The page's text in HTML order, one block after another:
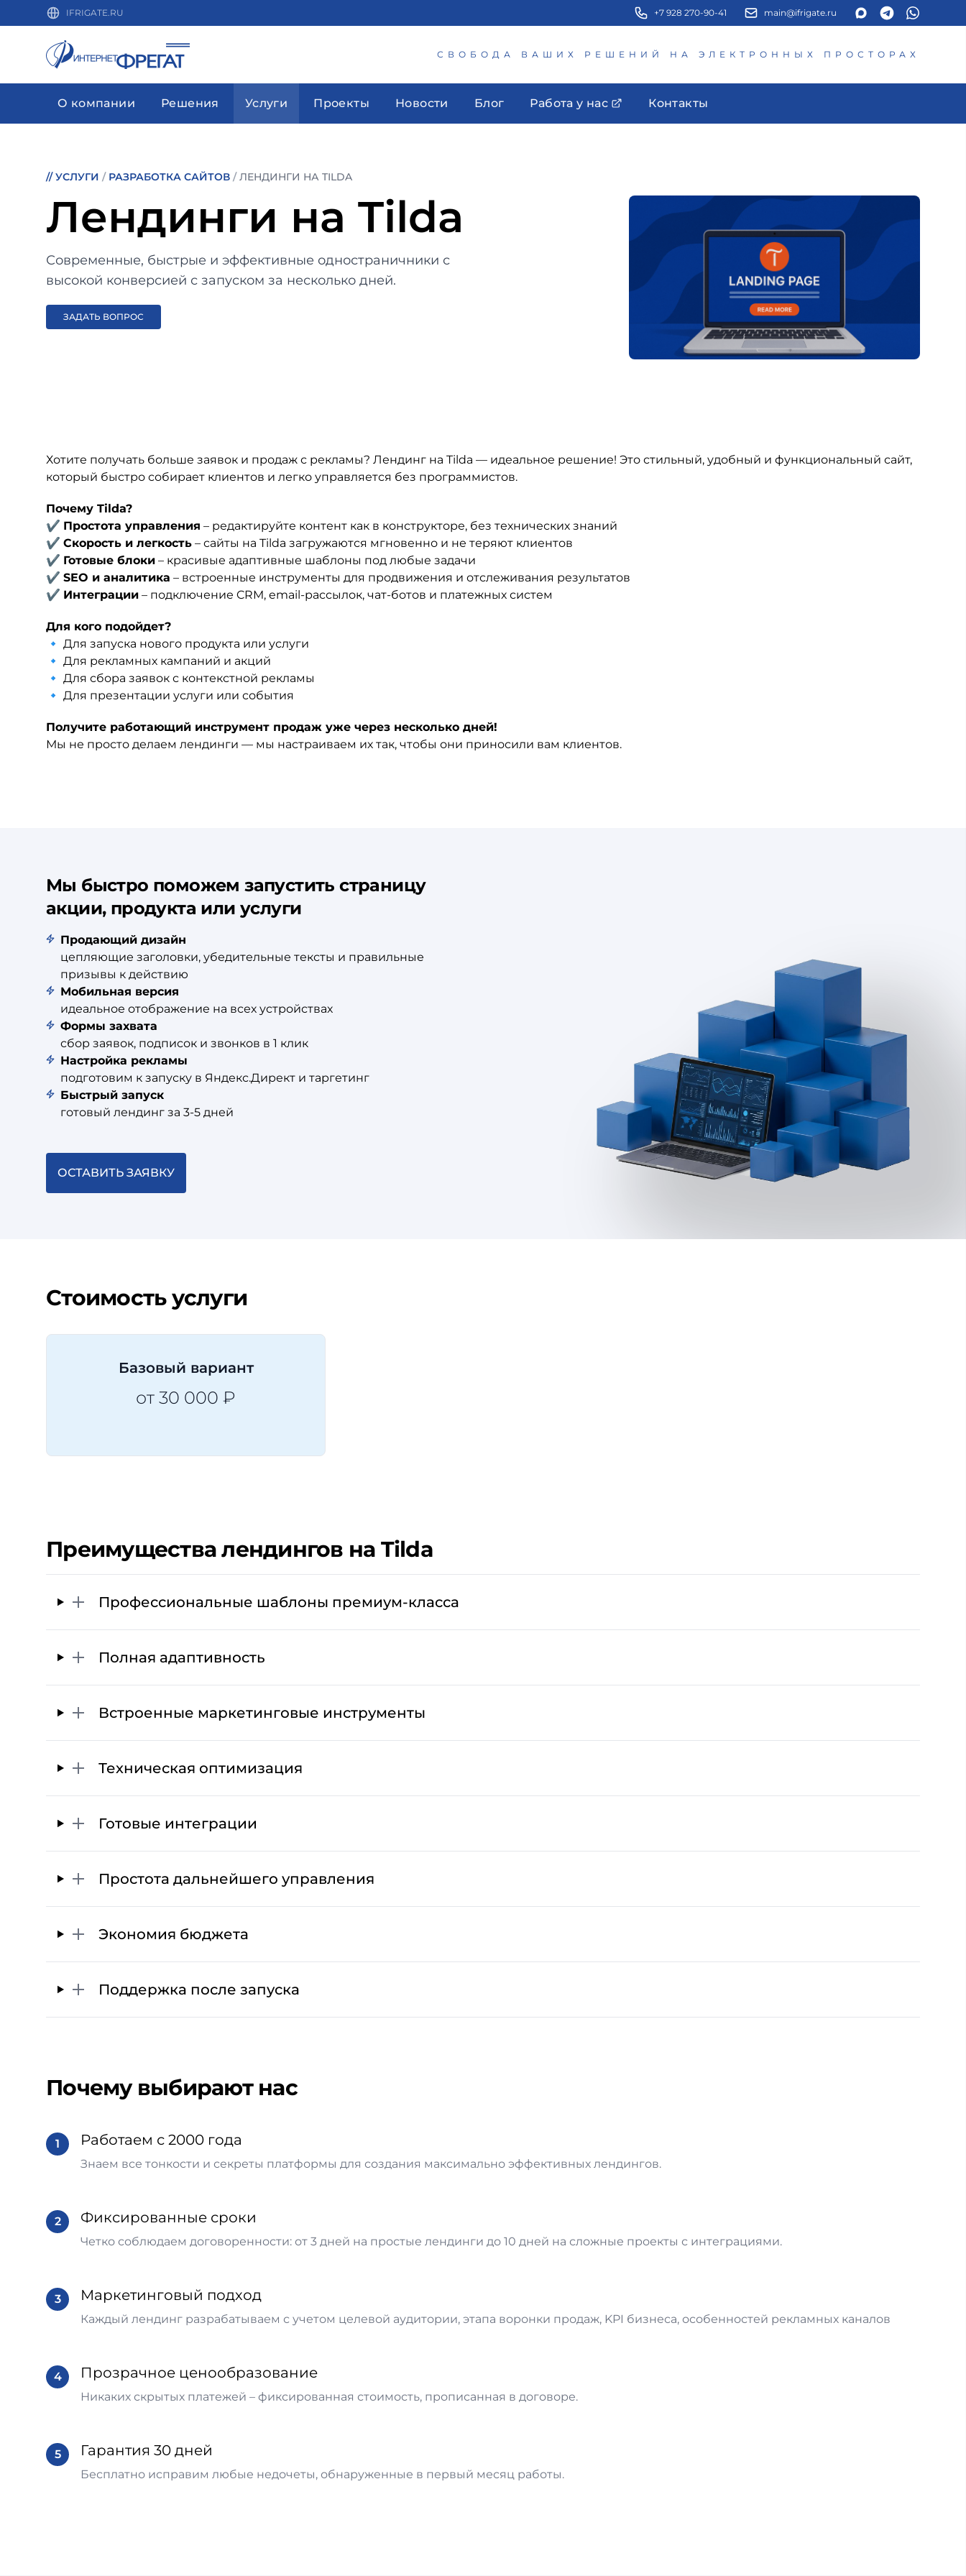
IFRIGATE.RU +7 928 270-90-41 main@ifrigate.ru
СВОБОДА ВАШИХ РЕШЕНИЙ НА ЭЛЕКТРОННЫХ ПРОСТОРАХ
О компании Решения Услуги Проекты Новости Блог Работа у нас Контакты
// УСЛУГИ / РАЗРАБОТКА САЙТОВ / ЛЕНДИНГИ НА TILDA
Лендинги на Tilda
Современные, быстрые и эффективные одностраничники с
высокой конверсией с запуском за несколько дней.
ЗАДАТЬ ВОПРОС
Хотите получать больше заявок и продаж с рекламы? Лендинг на Tilda — идеальное решение! Это стильный, удобный и функциональный сайт,
который быстро собирает клиентов и легко управляется без программистов.
Почему Tilda?
✔ Простота управления – редактируйте контент как в конструкторе, без технических знаний
✔ Скорость и легкость – сайты на Tilda загружаются мгновенно и не теряют клиентов
✔ Готовые блоки – красивые адаптивные шаблоны под любые задачи
✔ SEO и аналитика – встроенные инструменты для продвижения и отслеживания результатов
✔ Интеграции – подключение CRM, email-рассылок, чат-ботов и платежных систем
Для кого подойдет?
🔹 Для запуска нового продукта или услуги
🔹 Для рекламных кампаний и акций
🔹 Для сбора заявок с контекстной рекламы
🔹 Для презентации услуги или события
Получите работающий инструмент продаж уже через несколько дней!
Мы не просто делаем лендинги — мы настраиваем их так, чтобы они приносили вам клиентов.
Мы быстро поможем запустить страницу
акции, продукта или услуги
Продающий дизайн
цепляющие заголовки, убедительные тексты и правильные
призывы к действию
Мобильная версия
идеальное отображение на всех устройствах
Формы захвата
сбор заявок, подписок и звонков в 1 клик
Настройка рекламы
подготовим к запуску в Яндекс.Директ и таргетинг
Быстрый запуск
готовый лендинг за 3-5 дней
ОСТАВИТЬ ЗАЯВКУ
Стоимость услуги
Базовый вариант
от 30 000 ₽
Преимущества лендингов на Tilda
Профессиональные шаблоны премиум-класса
Полная адаптивность
Встроенные маркетинговые инструменты
Техническая оптимизация
Готовые интеграции
Простота дальнейшего управления
Экономия бюджета
Поддержка после запуска
Почему выбирают нас
1 Работаем с 2000 года
Знаем все тонкости и секреты платформы для создания максимально эффективных лендингов.
2 Фиксированные сроки
Четко соблюдаем договоренности: от 3 дней на простые лендинги до 10 дней на сложные проекты с интеграциями.
3 Маркетинговый подход
Каждый лендинг разрабатываем с учетом целевой аудитории, этапа воронки продаж, KPI бизнеса, особенностей рекламных каналов
4 Прозрачное ценообразование
Никаких скрытых платежей – фиксированная стоимость, прописанная в договоре.
5 Гарантия 30 дней
Бесплатно исправим любые недочеты, обнаруженные в первый месяц работы.